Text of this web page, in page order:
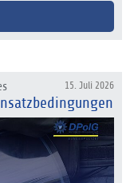
15. Juli 2026